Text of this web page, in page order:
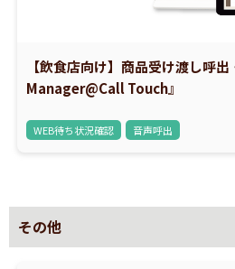
【飲食店向け】商品受け渡し呼
Manager@Call Touch』
WEB待ち状況確認 音声呼出
その他